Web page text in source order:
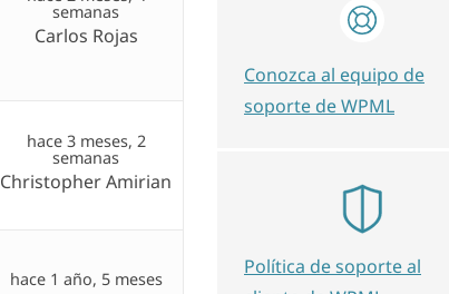
semanas
Carlos Rojas
hace 3 meses, 2
semanas
Christopher Amirian
hace 1 año, 5 meses
Conozca al equipo de
soporte de WPML
Política de soporte al